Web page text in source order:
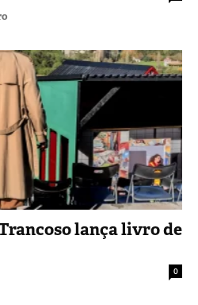
lança livro de
0